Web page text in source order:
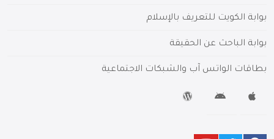
بوابة الكويت للتعريف بالإسلام
بوابة الباحث عن الحقيقة
بطاقات الواتس آب والشبكات الاجتماعية